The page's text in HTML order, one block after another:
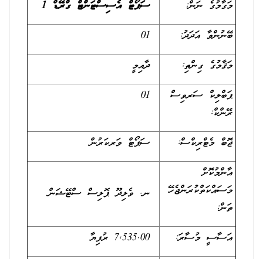
މަގާމުގެ ނަން:
ސަޕޯޓް އެސިސްޓަންޓް ގްރޭޑް 1
ބޭނުންވާ އަދަދު:
މަޤާމުގެ ގިންތި:
ދާއިމީ
ޕަބްލިކް ސަރވިސް
ރޭންކް:
ޖޮބް މެޓްރިކްސް:
ސަޕޯޓް ވަރކަރުން
އާންމުކޮށް
މަސައްކަތްކުރަންޖެހޭ
ތަން:
ނ. ވެލިދޫ ޕޮލިސް ސްޓޭޝަން
އަސާސީ މުސާރަ:
7,535.00 ރުފިޔާ